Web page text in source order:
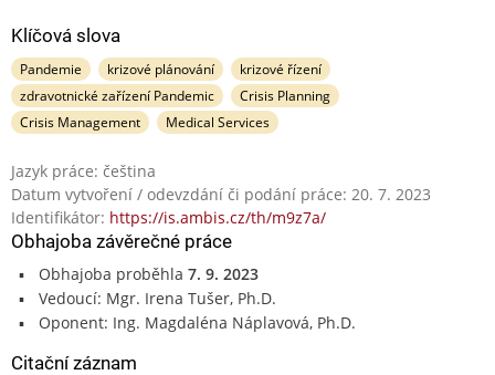
Klíčová slova
Pandemie krizové plánování
krizové řízení
zdravotnické zařízení Pandemic
Crisis Planning
Crisis Management
Medical Services
Jazyk práce: čeština
Datum vytvoření / odevzdání či podání práce: 20. 7. 2023
Identifikátor: https://is.ambis.cz/th/m9z7a/
Obhajoba závěrečné práce
Obhajoba proběhla 7. 9. 2023
Vedoucí: Mgr. Irena Tušer, Ph.D.
Oponent: Ing. Magdaléna Náplavová, Ph.D.
Citační záznam